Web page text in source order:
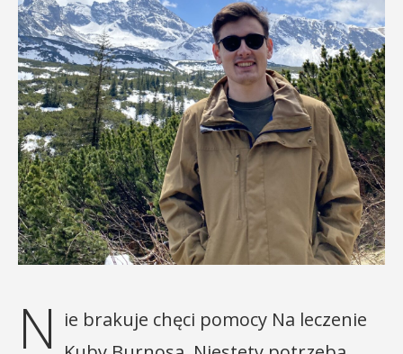
N ie brakuje chęci pomocy Na leczenie